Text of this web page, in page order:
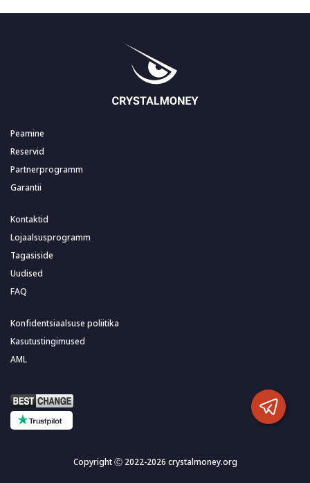
Peamine
Reservid
Partnerprogramm
Garantii
Kontaktid
Lojaalsusprogramm
Tagasiside
Uudised
FAQ
Konfidentsiaalsuse poliitika
Kasutustingimused
AML
Copyright Ⓒ 2022-2026 crystalmoney.org